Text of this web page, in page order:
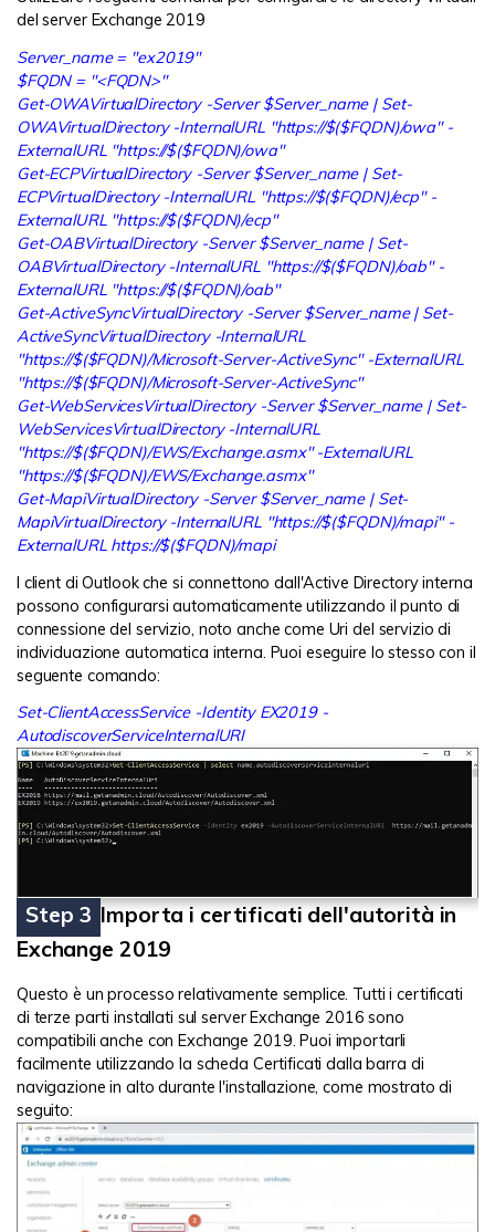
del server Exchange 2019
Server_name = "ex2019"
$FQDN = "<FQDN>"
Get-OWAVirtualDirectory -Server $Server_name | Set-
OWAVirtualDirectory -InternalURL "https://$($FQDN)/owa" -
ExternalURL "https://$($FQDN)/owa"
Get-ECPVirtualDirectory -Server $Server_name | Set-
ECPVirtualDirectory -InternalURL "https://$($FQDN)/ecp" -
ExternalURL "https://$($FQDN)/ecp"
Get-OABVirtualDirectory -Server $Server_name | Set-
OABVirtualDirectory -InternalURL "https://$($FQDN)/oab" -
ExternalURL "https://$($FQDN)/oab"
Get-ActiveSyncVirtualDirectory -Server $Server_name | Set-
ActiveSyncVirtualDirectory -InternalURL
"https://$($FQDN)/Microsoft-Server-ActiveSync" -ExternalURL
"https://$($FQDN)/Microsoft-Server-ActiveSync"
Get-WebServicesVirtualDirectory -Server $Server_name | Set-
WebServicesVirtualDirectory -InternalURL
"https://$($FQDN)/EWS/Exchange.asmx" -ExternalURL
"https://$($FQDN)/EWS/Exchange.asmx"
Get-MapiVirtualDirectory -Server $Server_name | Set-
MapiVirtualDirectory -InternalURL "https://$($FQDN)/mapi" -
ExternalURL https://$($FQDN)/mapi
I client di Outlook che si connettono dall'Active Directory interna
possono configurarsi automaticamente utilizzando il punto di
connessione del servizio, noto anche come Uri del servizio di
individuazione automatica interna. Puoi eseguire lo stesso con il
seguente comando:
Set-ClientAccessService -Identity EX2019 -
AutodiscoverServiceInternalURI
Step 3 Importa i certificati dell'autorità in
Exchange 2019
Questo è un processo relativamente semplice. Tutti i certificati
di terze parti installati sul server Exchange 2016 sono
compatibili anche con Exchange 2019. Puoi importarli
facilmente utilizzando la scheda Certificati dalla barra di
navigazione in alto durante l'installazione, come mostrato di
seguito: